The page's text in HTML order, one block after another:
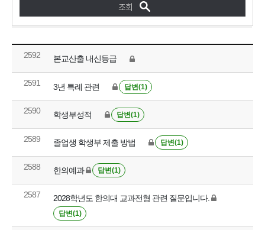
2592 본교산출 내신등급
2591 3년 특례 관련 답변(1)
2590 학생부성적 답변(1)
2589 졸업생 학생부 제출 방법 답변(1)
2588 한의예과 답변(1)
2587 2028학년도 한의대 교과전형 관련 질문입니다.
답변(1)